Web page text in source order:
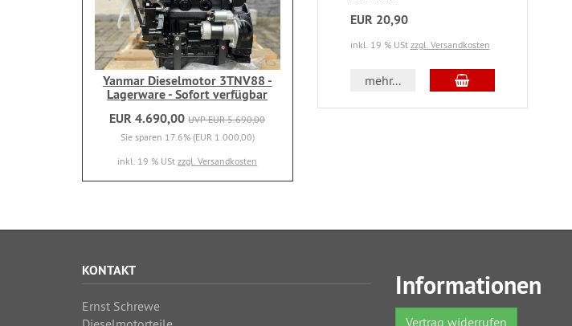
EUR 20,90
inkl. 19 % USt zzgl. Versandkosten
mehr...
Yanmar Dieselmotor 3TNV88 -
Lagerware - Sofort verfügbar
EUR 4.690,00 UVP EUR 5.690,00
Sie sparen 17.6% (EUR 1.000,00)
inkl. 19 % UStzzgl. Versandkosten
KONTAKT
Ernst Schrewe
Informationen
Vertrag widerrufen